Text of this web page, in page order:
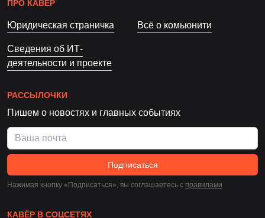
ПРО КАВЁР
Юридическая страничка Всё о комьюнити
Сведения об ИТ-
деятельности и проекте
РАССЫЛОЧКИ
Пишем о новостях и главных событиях
Подписаться
Нажимая кнопку «Подписаться», вы соглашаетесь c правилами
КАВЁР В СОЦСЕТЯХ